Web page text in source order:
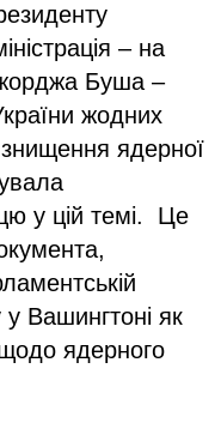
– на
Буша –
жодних
ядерної
у цій темі. Це
у Вашингтоні як
ядерного